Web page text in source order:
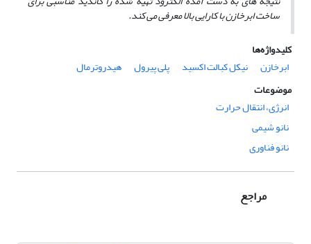
ساخت ابرخازن با کارایی بالا معرفی می کند.
کلیدواژه‌ها
ابرخازن
نیکل کبالت اکسید پلی پیرول
هیدروترمال
موضوعات
انرژی، انتقال حرارت
نانو شیمی
نانو فناوری
مراجع